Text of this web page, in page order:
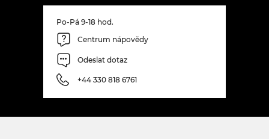
Po-Pá 9-18 hod.
Centrum nápovědy
Odeslat dotaz
+44 330 818 6761